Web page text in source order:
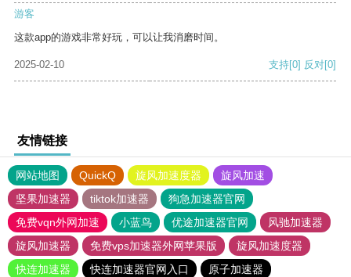
游客
这款app的游戏非常好玩，可以让我消磨时间。
2025-02-10 支持[0] 反对[0]
友情链接
网站地图 QuickQ 旋风加速度器
旋风加速
坚果加速器
tiktok加速器
狗急加速器官网
免费vqn外网加速
小蓝鸟 优途加速器官网
风驰加速器
旋风加速器
免费vps加速器外网苹果版
旋风加速度器
快连加速器
快连加速器官网入口 原子加速器